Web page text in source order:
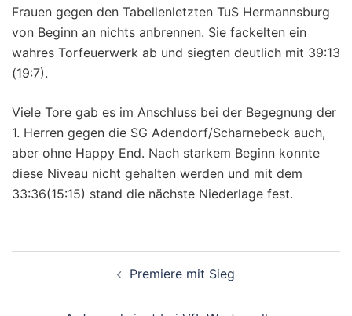
Frauen gegen den Tabellenletzten TuS Hermannsburg
von Beginn an nichts anbrennen. Sie fackelten ein
wahres Torfeuerwerk ab und siegten deutlich mit 39:13
(19:7).
Viele Tore gab es im Anschluss bei der Begegnung der
1. Herren gegen die SG Adendorf/Scharnebeck auch,
aber ohne Happy End. Nach starkem Beginn konnte
diese Niveau nicht gehalten werden und mit dem
33:36(15:15) stand die nächste Niederlage fest.
Premiere mit Sieg